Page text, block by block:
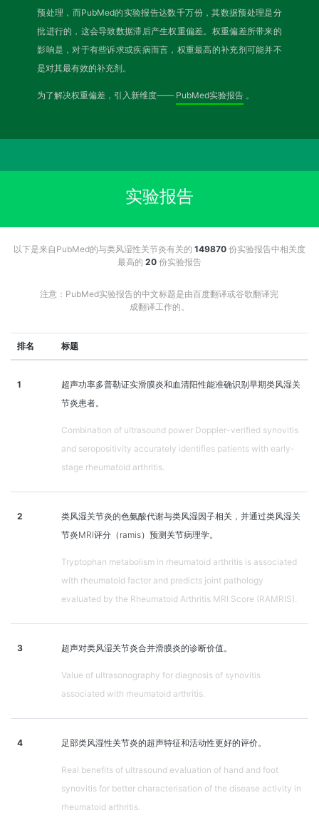
预处理，而PubMed的实验报告达数千万份，其数据预处理是分
批进行的，这会导致数据滞后产生权重偏差。权重偏差所带来的
影响是，对于有些诉求或疾病而言，权重最高的补充剂可能并不
是对其最有效的补充剂。
为了解决权重偏差，引入新维度—— PubMed实验报告 。
实验报告
以下是来自PubMed的与类风湿性关节炎有关的 149870 份实验报告中相关度
最高的 20 份实验报告
注意：PubMed实验报告的中文标题是由百度翻译或谷歌翻译完
成翻译工作的。
排名 标题
1
超声功率多普勒证实滑膜炎和血清阳性能准确识别早期类风湿关
节炎患者。
Combination of ultrasound power Doppler-verified synovitis
and seropositivity accurately identifies patients with early-
stage rheumatoid arthritis.
2
类风湿关节炎的色氨酸代谢与类风湿因子相关，并通过类风湿关
节炎MRI评分（ramis）预测关节病理学。
Tryptophan metabolism in rheumatoid arthritis is associated
with rheumatoid factor and predicts joint pathology
evaluated by the Rheumatoid Arthritis MRI Score (RAMRIS).
3 超声对类风湿关节炎合并滑膜炎的诊断价值。
Value of ultrasonography for diagnosis of synovitis
associated with rheumatoid arthritis.
4 足部类风湿性关节炎的超声特征和活动性更好的评价。
Real benefits of ultrasound evaluation of hand and foot
synovitis for better characterisation of the disease activity in
rheumatoid arthritis.